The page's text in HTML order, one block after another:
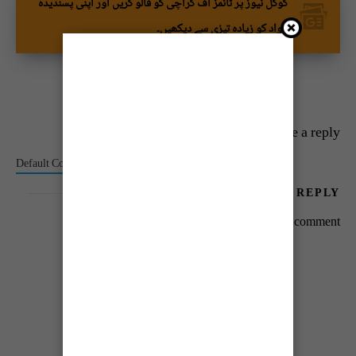
مواد کو زیادہ تیزی سے دیکھیں۔
Leave a reply
Default Comments (0)
LEAVE A REPLY
to post a comment.